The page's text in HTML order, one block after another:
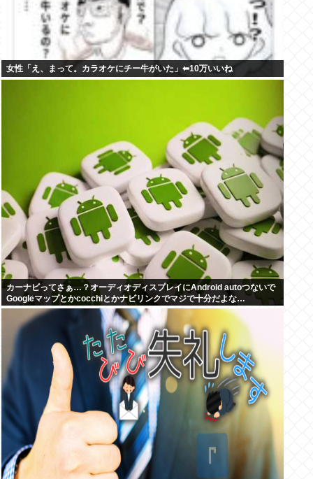
女性「え、まって。カラオケにチー牛がいた」⬅10万いいね
カーナビってさぁ…？オーディオディスプレイにAndroid autoつないで
Googleマップとかcocchiとかナビリンクでマジで十分だよな…